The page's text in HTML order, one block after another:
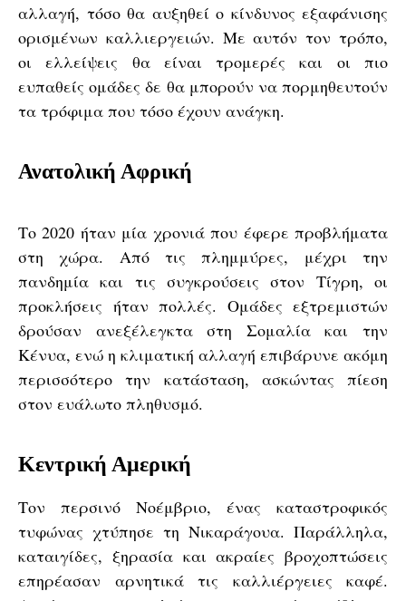
αλλαγή, τόσο θα αυξηθεί ο κίνδυνος εξαφάνισης
ορισμένων καλλιεργειών. Με αυτόν τον τρόπο,
οι ελλείψεις θα είναι τρομερές και οι πιο
ευπαθείς ομάδες δε θα μπορούν να πορμηθευτούν
τα τρόφιμα που τόσο έχουν ανάγκη.
Ανατολική Αφρική
Το 2020 ήταν μία χρονιά που έφερε προβλήματα
στη χώρα. Από τις πλημμύρες, μέχρι την
πανδημία και τις συγκρούσεις στον Τίγρη, οι
προκλήσεις ήταν πολλές. Ομάδες εξτρεμιστών
δρούσαν ανεξέλεγκτα στη Σομαλία και την
Κένυα, ενώ η κλιματική αλλαγή επιβάρυνε ακόμη
περισσότερο την κατάσταση, ασκώντας πίεση
στον ευάλωτο πληθυσμό.
Κεντρική Αμερική
Τον περσινό Νοέμβριο, ένας καταστροφικός
τυφώνας χτύπησε τη Νικαράγουα. Παράλληλα,
καταιγίδες, ξηρασία και ακραίες βροχοπτώσεις
επηρέασαν αρνητικά τις καλλιέργειες καφέ.